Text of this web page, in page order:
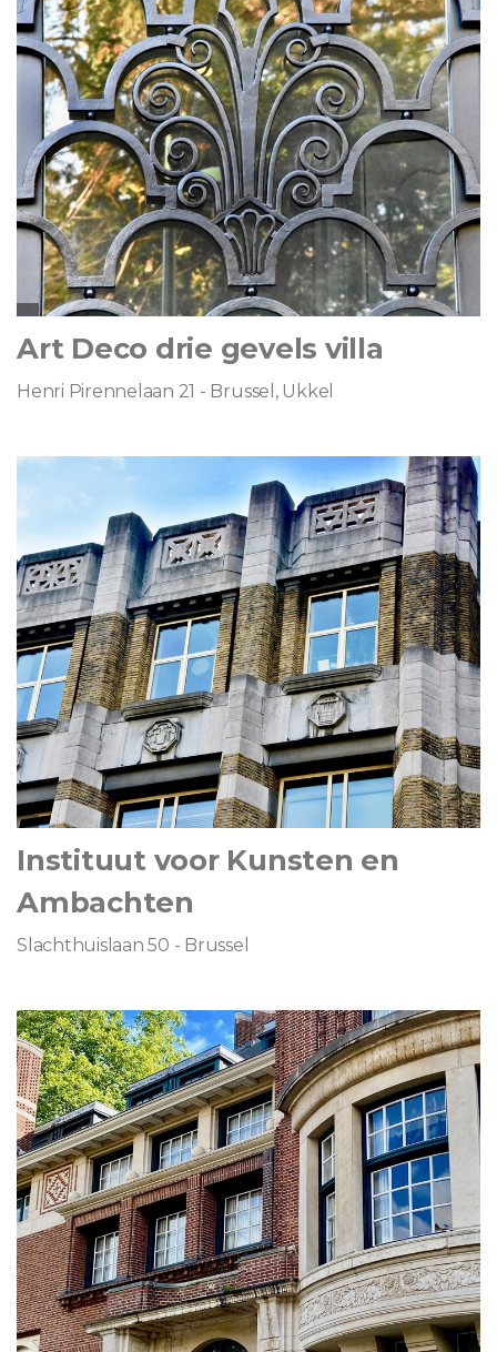
Art Deco drie gevels villa
Henri Pirennelaan 21 - Brussel, Ukkel
Instituut voor Kunsten en
Ambachten
Slachthuislaan 50 - Brussel